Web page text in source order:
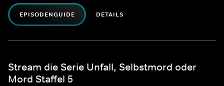
EPISODENGUIDE DETAILS
Stream die Serie Unfall, Selbstmord oder
Mord Staffel 5